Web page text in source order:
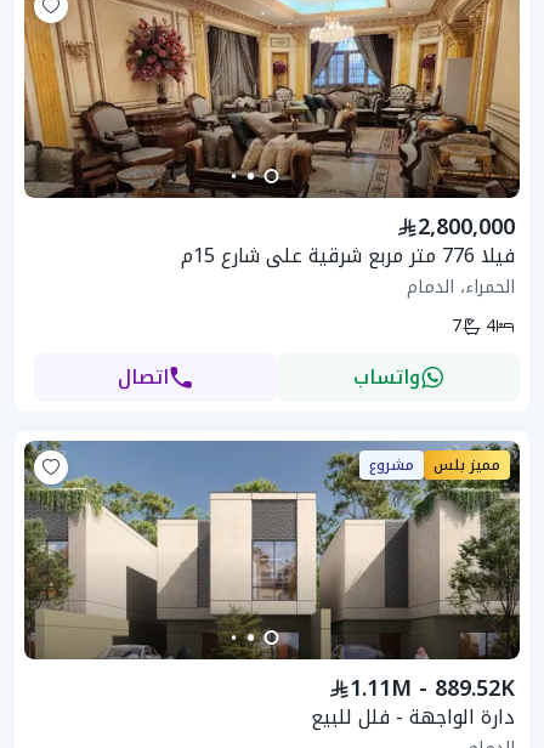
2,800,000
فيلا 776 متر مربع شرقية على شارع 15م
الحمراء، الدمام
4
7
واتساب اتصال
مميز بلس مشروع
1.11M - 889.52K
دارة الواجهة - فلل للبيع